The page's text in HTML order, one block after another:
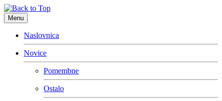
Menu
Naslovnica
Novice
Pomembne
Ostalo